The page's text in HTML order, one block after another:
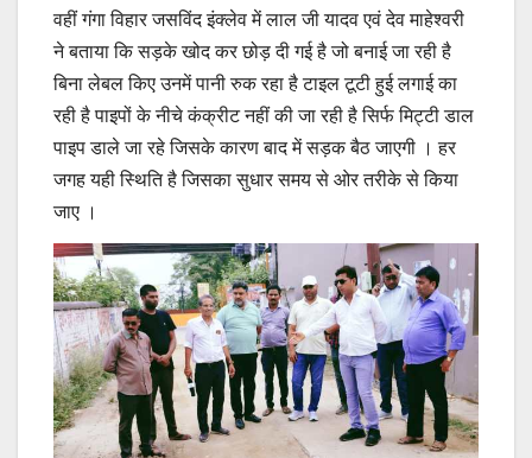
वहीं गंगा विहार जसविंद इंक्लेव में लाल जी यादव एवं देव माहेश्वरी
ने बताया कि सड़के खोद कर छोड़ दी गई है जो बनाई जा रही है
बिना लेबल किए उनमें पानी रुक रहा है टाइल टूटी हुई लगाई का
रही है पाइपों के नीचे कंक्रीट नहीं की जा रही है सिर्फ मिट्टी डाल
पाइप डाले जा रहे जिसके कारण बाद में सड़क बैठ जाएगी । हर
जगह यही स्थिति है जिसका सुधार समय से ओर तरीके से किया
जाए ।